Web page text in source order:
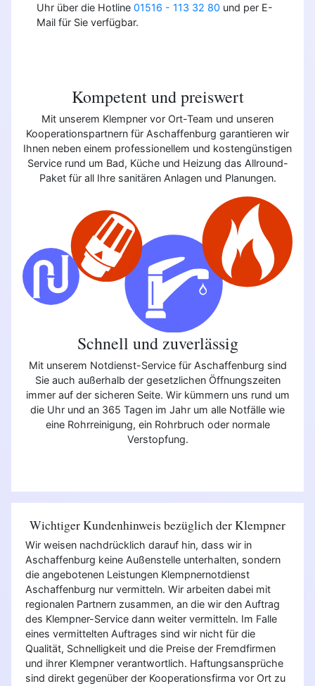
Uhr über die Hotline 01516 - 113 32 80 und per E-
Mail für Sie verfügbar.
Kompetent und preiswert
Mit unserem Klempner vor Ort-Team und unseren
Kooperationspartnern für Aschaffenburg garantieren wir
Ihnen neben einem professionellem und kostengünstigen
Service rund um Bad, Küche und Heizung das Allround-
Paket für all Ihre sanitären Anlagen und Planungen.
Schnell und zuverlässig
Mit unserem Notdienst-Service für Aschaffenburg sind
Sie auch außerhalb der gesetzlichen Öffnungszeiten
immer auf der sicheren Seite. Wir kümmern uns rund um
die Uhr und an 365 Tagen im Jahr um alle Notfälle wie
eine Rohrreinigung, ein Rohrbruch oder normale
Verstopfung.
Wichtiger Kundenhinweis bezüglich der Klempner
Wir weisen nachdrücklich darauf hin, dass wir in
Aschaffenburg keine Außenstelle unterhalten, sondern
die angebotenen Leistungen Klempnernotdienst
Aschaffenburg nur vermitteln. Wir arbeiten dabei mit
regionalen Partnern zusammen, an die wir den Auftrag
des Klempner-Service dann weiter vermitteln. Im Falle
eines vermittelten Auftrages sind wir nicht für die
Qualität, Schnelligkeit und die Preise der Fremdfirmen
und ihrer Klempner verantwortlich. Haftungsansprüche
sind direkt gegenüber der Kooperationsfirma vor Ort zu